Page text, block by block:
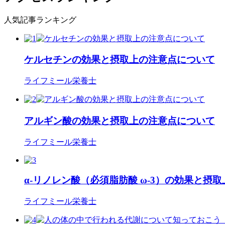
人気記事ランキング
ケルセチンの効果と摂取上の注意点について
ライフミール栄養士
アルギン酸の効果と摂取上の注意点について
ライフミール栄養士
α-リノレン酸（必須脂肪酸 ω-3）の効果と摂
ライフミール栄養士